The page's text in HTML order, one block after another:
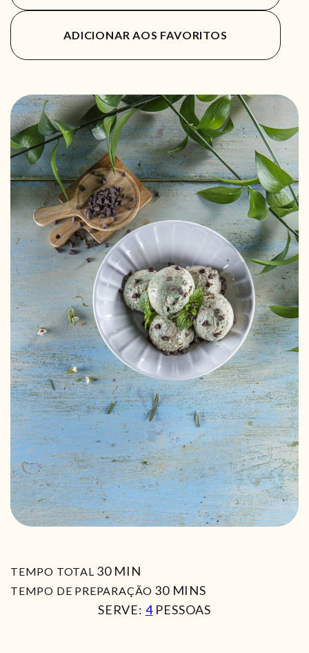
ADICIONAR AOS FAVORITOS
TEMPO TOTAL 30MIN
MIN
TEMPO DE PREPARAÇÃO 30MIN
MINS
SERVE: 4 PESSOAS